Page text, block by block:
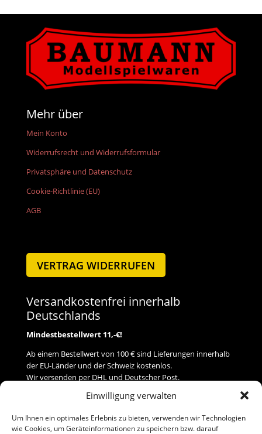
Einwilligung verwalten
Um Ihnen ein optimales Erlebnis zu bieten, verwenden wir Technologien
wie Cookies, um Geräteinformationen zu speichern bzw. darauf
Mehr über
Mein Konto
Widerrufsrecht und Widerrufsformular
Privatsphäre und Datenschutz
Cookie-Richtlinie (EU)
AGB
VERTRAG WIDERRUFEN
Versandkostenfrei innerhalb
Deutschlands
Mindestbestellwert 11,-€!
Ab einem Bestellwert von 100 € sind Lieferungen innerhalb
der EU-Länder und der Schweiz kostenlos.
Wir versenden per DHL und Deutscher Post.
Versand